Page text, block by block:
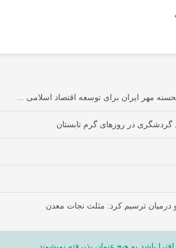
مهر ایران برای توسعه اقتصاد اسلامی ...
گردشگری در روزهای گرم تابستان
درمیان ترسیم کرد: مثلث نجات معدن